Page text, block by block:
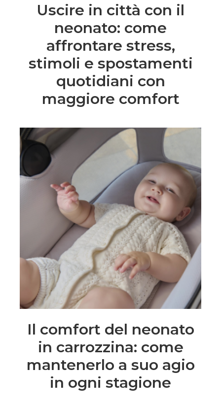
Uscire in città con il
neonato: come
affrontare stress,
stimoli e spostamenti
quotidiani con
maggiore comfort
Il comfort del neonato
in carrozzina: come
mantenerlo a suo agio
in ogni stagione